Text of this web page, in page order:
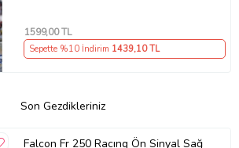
1599,00 TL
Sepette %10 İndirim 1439,10 TL
Son Gezdikleriniz
Falcon Fr 250 Racıng Ön Sinyal Sağ